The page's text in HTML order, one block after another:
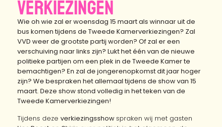
VERKIEZINGEN
Wie oh wie zal er woensdag 15 maart als winnaar uit de
bus komen tijdens de Tweede Kamerverkiezingen? Zal
VVD weer de grootste partij worden? Of zal er een
verschuiving naar links zijn? Lukt hetéén van de nieuwe
politieke partijen om een plek in de Tweede Kamer te
bemachtigen? En zal de jongerenopkomst dit jaar hoger
zijn? We bespraken het allemaal tijdens de show van 15
maart. Deze show stond volledig in het teken van de
Tweede Kamerverkiezingen!
Tijdens deze verkiezingsshow spraken wij met gasten